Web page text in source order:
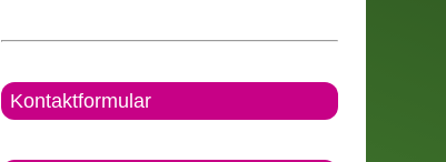
Kontaktformular